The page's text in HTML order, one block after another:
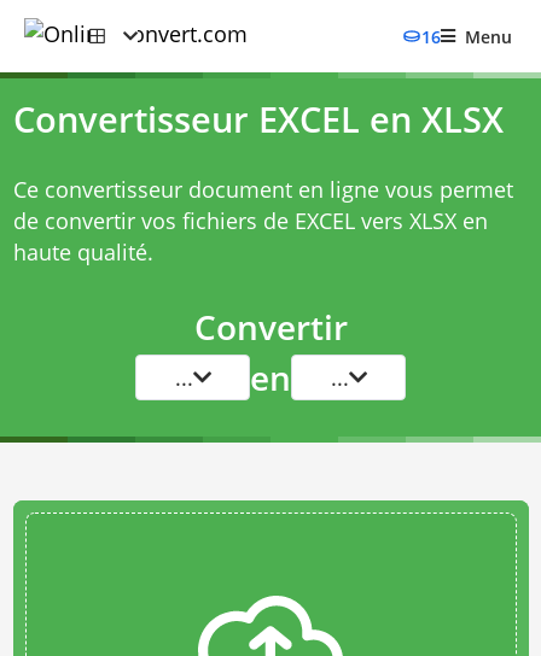
16 Menu
Convertisseur EXCEL en XLSX
Ce convertisseur document en ligne vous permet
de convertir vos fichiers de EXCEL vers XLSX en
haute qualité.
Convertir
... en ...